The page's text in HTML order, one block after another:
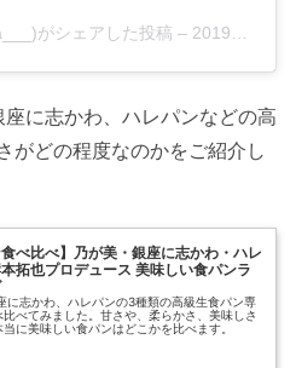
がシェアした投稿 – 2019年 7月月4日午後3時32分PDT
に志かわ、ハレパンなどの高
がどの程度なのかをご紹介し
食べ比べ】乃が美・銀座に志かわ・ハレ
拓也プロデュース 美味しい食パンラ
に志かわ、ハレパンの3種類の高級生食パン専
比べてみました。甘さや、柔らかさ、美味しさ
に美味しい食パンはどこかを比べます。